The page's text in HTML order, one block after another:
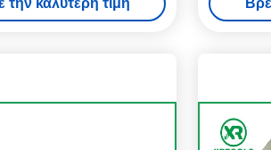
την καλύτερη τιμή